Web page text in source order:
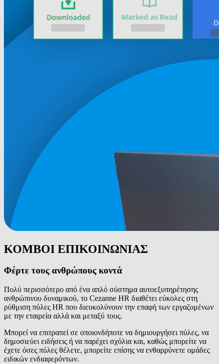
ΚΟΜΒΟΙ ΕΠΙΚΟΙΝΩΝΙΑΣ
Φέρτε τους ανθρώπους κοντά
Πολύ περισσότερο από ένα απλό σύστημα αυτοεξυπηρέτησης
ανθρώπινου δυναμικού, το Cezanne HR διαθέτει εύκολες στη
ρύθμιση πύλες HR που διευκολύνουν την επαφή των εργαζομένων
με την εταιρεία αλλά και μεταξύ τους.
Μπορεί να επιτραπεί σε οποιονδήποτε να δημιουργήσει πύλες, να
δημοσιεύει ειδήσεις ή να παρέχει σχόλια και, καθώς μπορείτε να
έχετε όσες πύλες θέλετε, μπορείτε επίσης να ενθαρρύνετε ομάδες
ειδικών ενδιαφερόντων.